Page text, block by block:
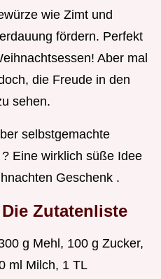
wie Zimt und
fördern. Perfekt
Aber mal
die Freude in den
sehen.
selbstgemachte
Eine wirklich süße Idee
Geschenk .
Zutatenliste
g Mehl, 100 g Zucker,
ml Milch, 1 TL